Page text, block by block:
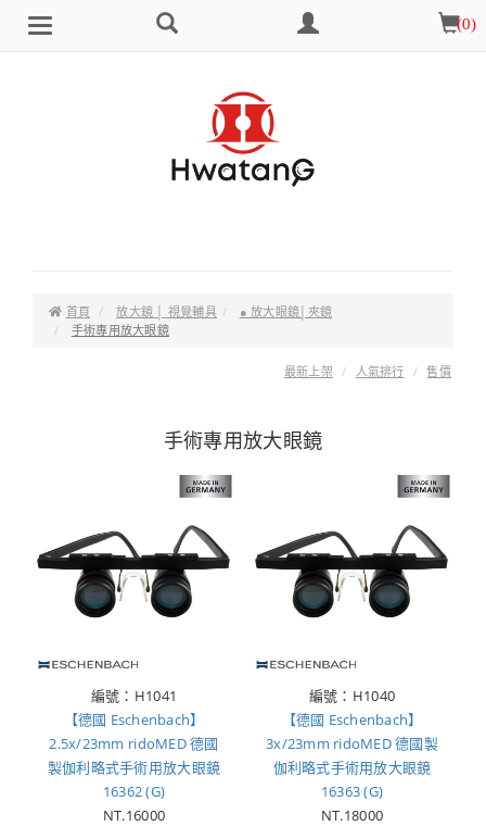
選
搜
會
員
中
購
物
車
(0)
首頁 放大鏡 │ 視覺輔具
● 放大眼鏡│夾鏡
手術專用放大眼鏡
最新上架 人氣排行 售價
手術專用放大眼鏡
編號：H1041
【德國 Eschenbach】
2.5x/23mm ridoMED 德國
製伽利略式手術用放大眼鏡
16362 (G)
NT.16000
編號：H1040
【德國 Eschenbach】
3x/23mm ridoMED 德國製
伽利略式手術用放大眼鏡
16363 (G)
NT.18000